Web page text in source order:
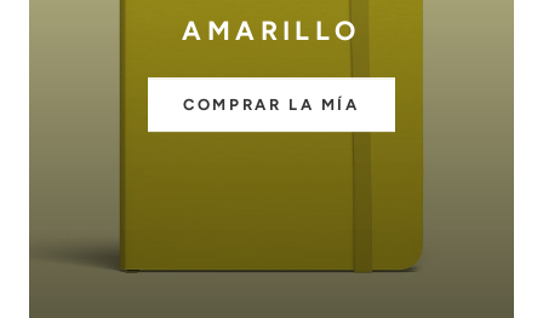
AMARILLO
COMPRAR LA MÍA